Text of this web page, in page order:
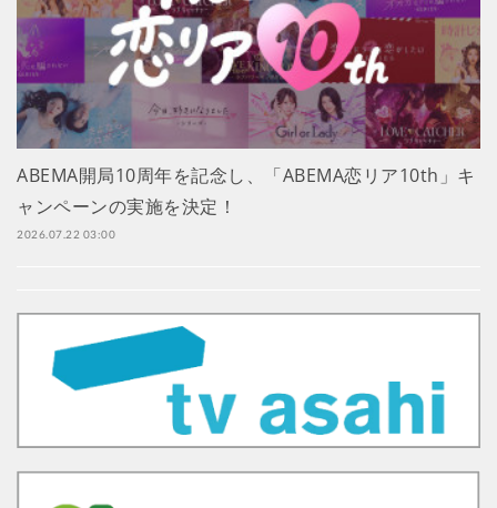
ABEMA開局10周年を記念し、「ABEMA恋リア10th」キ
ャンペーンの実施を決定！
2026.07.22 03:00